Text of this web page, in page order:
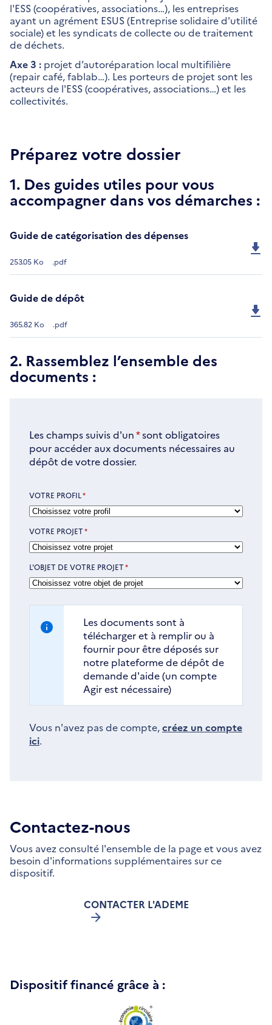
l'ESS (coopératives, associations…), les entreprises
ayant un agrément ESUS (Entreprise solidaire d'utilité
sociale) et les syndicats de collecte ou de traitement
de déchets.
Axe 3 : projet d’autoréparation local multifilière
(repair café, fablab…). Les porteurs de projet sont les
acteurs de l'ESS (coopératives, associations…) et les
collectivités.
Préparez votre dossier
1. Des guides utiles pour vous
accompagner dans vos démarches :
Guide de catégorisation des dépenses
253.05 Ko .pdf
Guide de dépôt
365.82 Ko .pdf
2. Rassemblez l’ensemble des
documents :
Les champs suivis d'un*sont obligatoires
pour accéder aux documents nécessaires au
dépôt de votre dossier.
VOTRE PROFIL *
VOTRE PROJET*
L'OBJET DE VOTRE PROJET*
Les documents sont à
télécharger et à remplir ou à
fournir pour être déposés sur
notre plateforme de dépôt de
demande d'aide (un compte
Agir est nécessaire)
Vous n'avez pas de compte,créez un compte
ici.
Contactez-nous
Vous avez consulté l'ensemble de la page et vous avez
besoin d'informations supplémentaires sur ce
dispositif.
CONTACTER L'ADEME
Dispositif financé grâce à :